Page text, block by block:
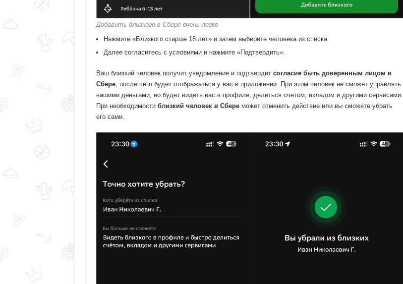
Добавить близкого в Сбере очень легко
Нажмите «Близкого старше 18 лет» и затем выберите человека из списка.
Далее согласитесь с условиями и нажмите «Подтвердить».
Ваш близкий человек получит уведомление и подтвердит согласие быть доверенным лицом в
Сбере, после чего будет отображаться у вас в приложении. При этом человек не сможет управлять
вашими деньгами, но будет видеть вас в профиле, делиться счетом, вкладом и другими сервисами.
При необходимости близкий человек в Сбереможет отменить действие или вы сможете убрать
его сами.